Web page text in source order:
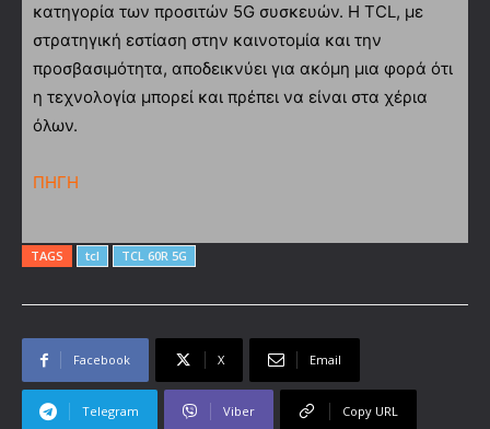
κατηγορία των προσιτών 5G συσκευών. Η TCL, με
στρατηγική εστίαση στην καινοτομία και την
προσβασιμότητα, αποδεικνύει για ακόμη μια φορά ότι
η τεχνολογία μπορεί και πρέπει να είναι στα χέρια
όλων.
ΠΗΓΗ
TAGS tcl TCL 60R 5G
Facebook X Email
Telegram Viber Copy URL